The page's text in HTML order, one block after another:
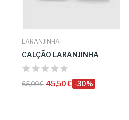
LARANJINHA
CALÇÃO LARANJINHA
65,00 € 45,50 € -30%